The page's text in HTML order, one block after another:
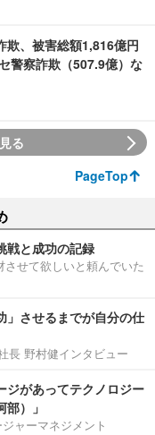
欺、被害総額1,816億円
警察詐欺（507.9億）な
る
PageTop
戦と成功の記録
せて欲しいと頼んでいた
」させるまでが自分の仕
長 野村健インタビュー
ジがあってテクノロジー
）」
ャーマネジメント